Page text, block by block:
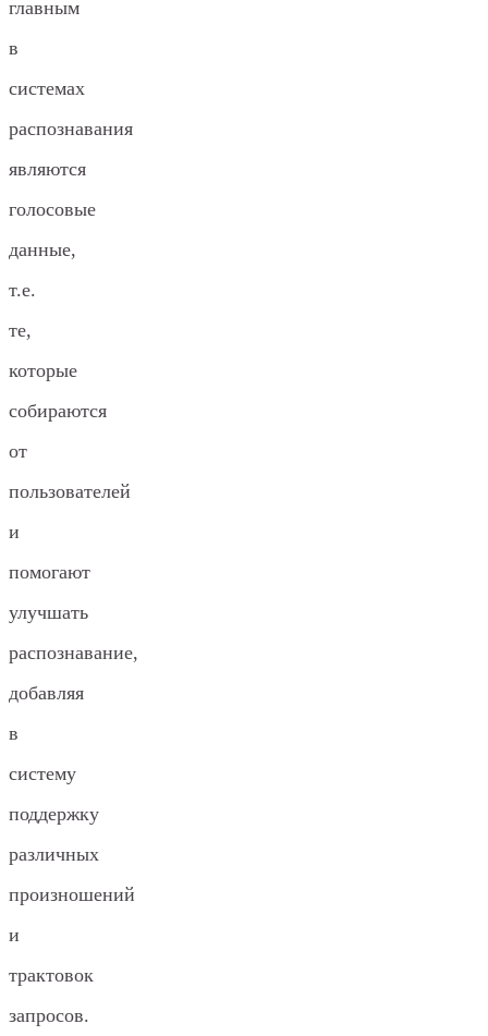
главным
в
системах
распознавания
являются
голосовые
данные,
т.е.
те,
которые
собираются
от
пользователей
и
помогают
улучшать
распознавание,
добавляя
в
систему
поддержку
различных
произношений
и
трактовок
запросов.